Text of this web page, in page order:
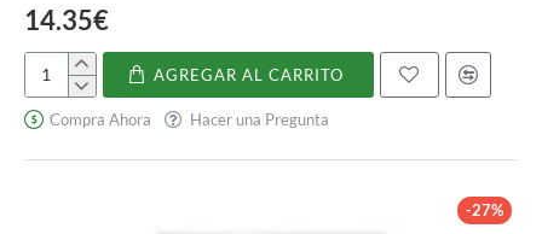
14.35€
Citesterol
AGREGAR AL CARRITO
Compra Ahora Hacer una Pregunta
-27%